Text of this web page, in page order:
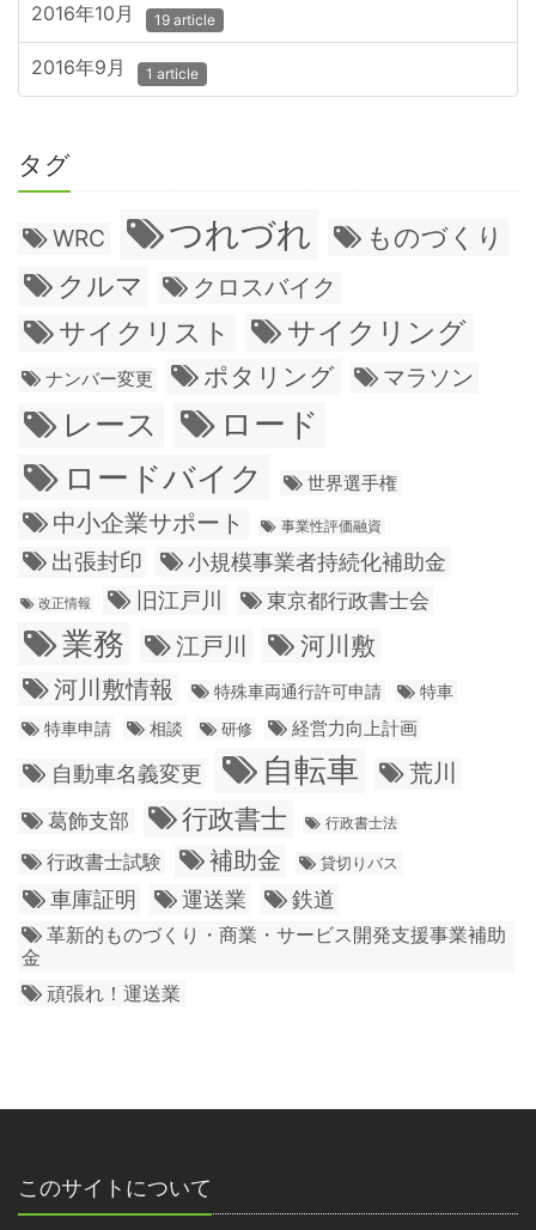
2016年10月 19 article
2016年9月 1 article
タグ
WRC つれづれ ものづくり
クルマ クロスバイク
サイクリスト サイクリング
ナンバー変更 ポタリング マラソン
レース
ロード
ロードバイク
世界選手権
中小企業サポート 事業性評価融資
出張封印 小規模事業者持続化補助金
改正情報 旧江戸川 東京都行政書士会
業務 江戸川
河川敷
河川敷情報
特殊車両通行許可申請
特車
特車申請
相談 研修 経営力向上計画
自動車名義変更 自転車 荒川
葛飾支部 行政書士 行政書士法
行政書士試験 補助金 貸切りバス
車庫証明 運送業 鉄道
革新的ものづくり・商業・サービス開発支援事業補助
金
頑張れ！運送業
このサイトについて